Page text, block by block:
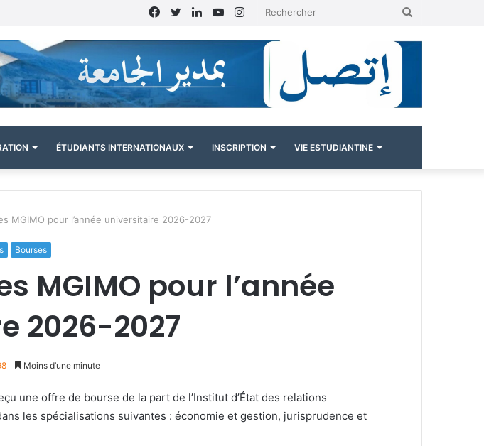
Instagram
YouTube
Linkedin
Twitter
Facebook
ÉTUDIANTS INTERNATIONAUX INSCRIPTION VIE ESTUDIANTINE
MGIMO pour l’année universitaire 2026-2027
Bourses
MGIMO pour l’année
2026-2027
Moins d’une minute
une offre de bourse de la part de l’Institut d’État des relations
les spécialisations suivantes : économie et gestion, jurisprudence et